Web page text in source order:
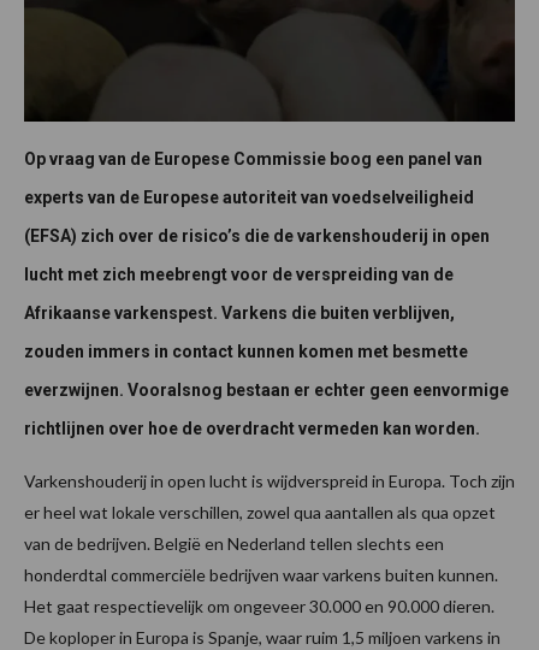
Op vraag van de Europese Commissie boog een panel van
experts van de Europese autoriteit van voedselveiligheid
(EFSA) zich over de risico’s die de varkenshouderij in open
lucht met zich meebrengt voor de verspreiding van de
Afrikaanse varkenspest. Varkens die buiten verblijven,
zouden immers in contact kunnen komen met besmette
everzwijnen. Vooralsnog bestaan er echter geen eenvormige
richtlijnen over hoe de overdracht vermeden kan worden.
Varkenshouderij in open lucht is wijdverspreid in Europa. Toch zijn
er heel wat lokale verschillen, zowel qua aantallen als qua opzet
van de bedrijven. België en Nederland tellen slechts een
honderdtal commerciële bedrijven waar varkens buiten kunnen.
Het gaat respectievelijk om ongeveer 30.000 en 90.000 dieren.
De koploper in Europa is Spanje, waar ruim 1,5 miljoen varkens in